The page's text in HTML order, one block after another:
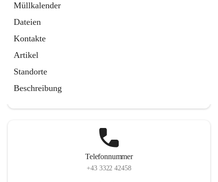
Müllkalender
Dateien
Kontakte
Artikel
Standorte
Beschreibung
Telefonnummer
+43 3322 42458